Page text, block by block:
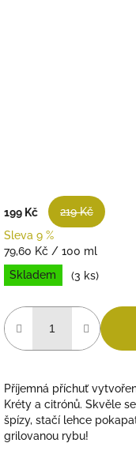
199 Kč
219 Kč
Sleva 9 %
Měrná
cena:
79,60 Kč / 100 ml
Skladem
(3 ks)
Příjemná příchuť
Kréty a citrónů. Skvěle
špízy, stačí lehce
grilovanou rybu!